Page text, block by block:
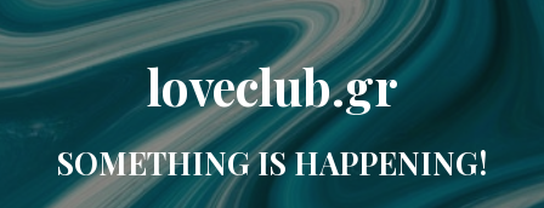
loveclub.gr
SOMETHING IS HAPPENING!